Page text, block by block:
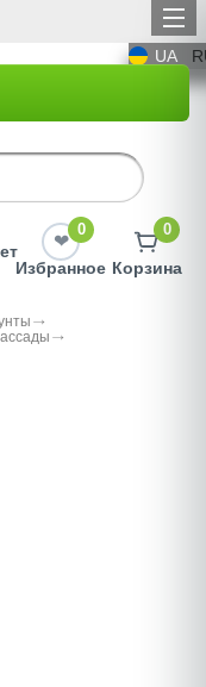
UA
0
Избранное
0
Корзина